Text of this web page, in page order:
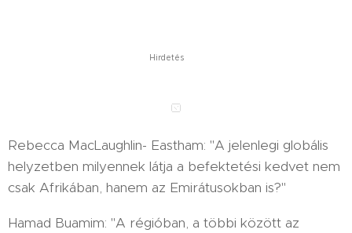
Hirdetés
Rebecca MacLaughlin- Eastham: "A jelenlegi globális
helyzetben milyennek látja a befektetési kedvet nem
csak Afrikában, hanem az Emirátusokban is?"
Hamad Buamim: "A régióban, a többi között az